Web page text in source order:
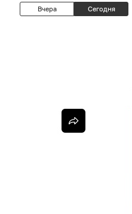
Вчера Сегодня